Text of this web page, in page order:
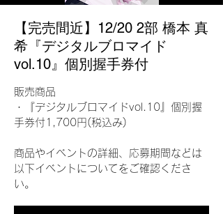
【完売間近】12/20 2部 橋本 真
希『デジタルブロマイド
vol.10』個別握手券付
販売商品
・『デジタルブロマイドvol.10』個別握
手券付1,700円(税込み)
商品やイベントの詳細、応募期間などは
以下イベントについてをご確認くださ
い。